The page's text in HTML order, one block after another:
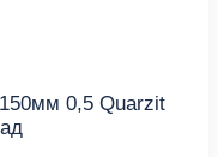
0,5 Quarzit